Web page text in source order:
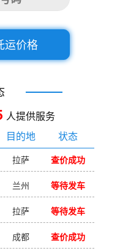
运价格
人提供服务
目的地 状态
拉萨 查价成功
兰州 等待发车
拉萨 等待发车
成都 查价成功